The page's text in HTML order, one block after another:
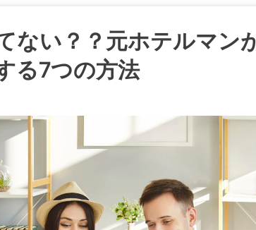
ない？？元ホテルマン
る7つの方法